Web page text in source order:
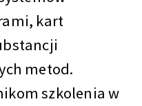
kart
metod.
szkolenia w